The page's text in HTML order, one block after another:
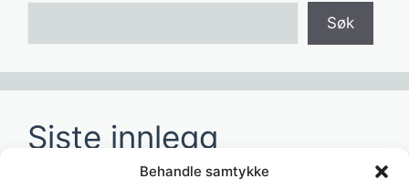
Behandle samtykke
Søk
Siste innlegg